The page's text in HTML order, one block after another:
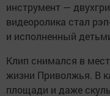
инструмент —
видеоролика стал
и исполненный
Клип снимался в
жизни Приволжья. В
площади и даже